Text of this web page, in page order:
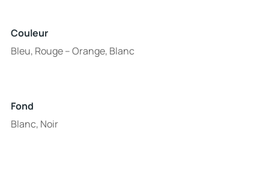
Couleur
Bleu, Rouge – Orange, Blanc
Fond
Blanc, Noir